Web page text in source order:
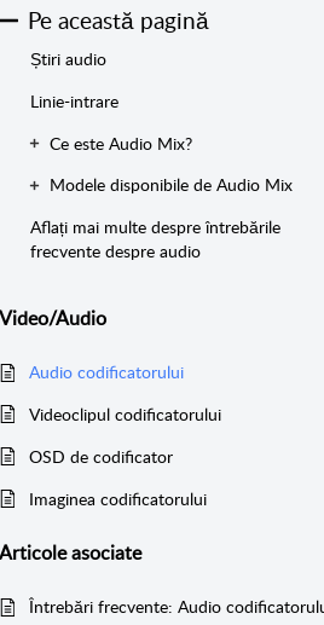
Pe această pagină
Știri audio
Linie-intrare
Ce este Audio Mix?
Modele disponibile de Audio Mix
Aflați mai multe despre întrebările
frecvente despre audio
Video/Audio
Audio codificatorului
Videoclipul codificatorului
OSD de codificator
Imaginea codificatorului
Articoleasociate
Întrebări frecvente: Audio